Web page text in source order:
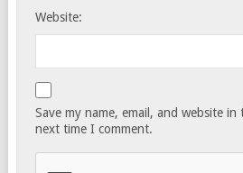
Website:
Save my name, email, and website
next time I comment.